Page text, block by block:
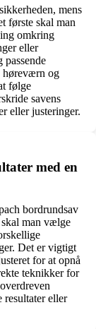
mens
første skal man
omkring
eller
passende
høreværn og
følge
savens
eller justeringer.
med en
bordrundsav
man vælge
Det er vigtigt
for at opnå
teknikker for
resultater eller